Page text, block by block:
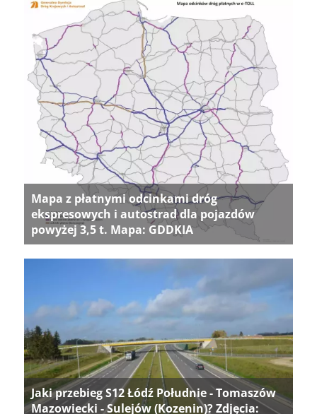
Mapa z płatnymi odcinkami dróg
ekspresowych i autostrad dla pojazdów
powyżej 3,5 t. Mapa: GDDKIA
Jaki przebieg S12 Łódź Południe - Tomaszów
Mazowiecki - Sulejów (Kozenin)? Zdjęcia: